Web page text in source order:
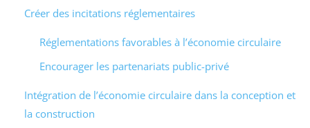
Créer des incitations réglementaires
Réglementations favorables à l’économie circulaire
Encourager les partenariats public-privé
Intégration de l’économie circulaire dans la conception et
la construction